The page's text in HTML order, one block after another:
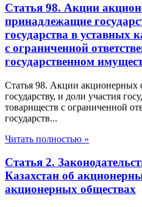
Статья 98. Акции
принадлежащие
государства в уставных
с ограниченной
государственном
Статья 98. Акции акционерных
государству, и доли участия
товариществ с ограниченной
государств...
Читать полностью »
Статья 2.
Казахстан об
акционерных обществах